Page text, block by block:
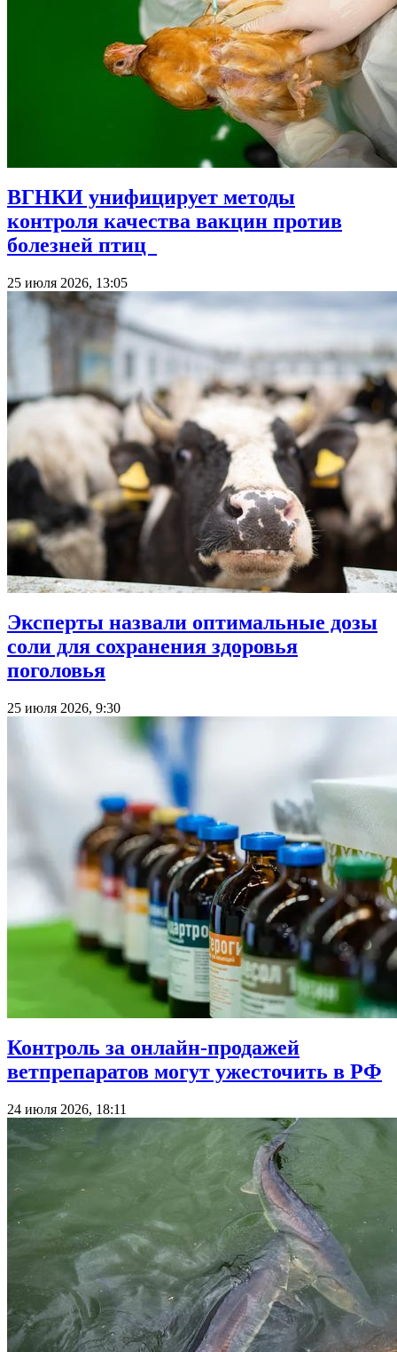
ВГНКИ унифицирует методы
контроля качества вакцин против
болезней птиц
25 июля 2026, 13:05
Эксперты назвали оптимальные дозы
соли для сохранения здоровья
поголовья
25 июля 2026, 9:30
Контроль за онлайн-продажей
ветпрепаратов могут ужесточить в РФ
24 июля 2026, 18:11